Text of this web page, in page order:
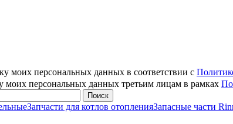
моих персональных данных в соответствии с
моих персональных данных третьим лицам в рамках
Запчасти для котлов отопленияЗапасные части